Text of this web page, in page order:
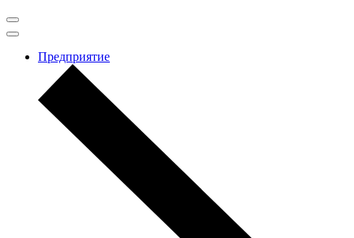
Предприятие